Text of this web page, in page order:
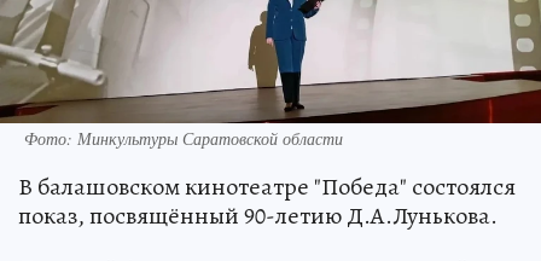
Фото: Минкультуры Саратовской области
В балашовском кинотеатре "Победа" состоялся
показ, посвящённый 90-летию Д.А.Лунькова.